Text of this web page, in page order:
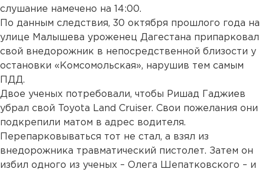
слушание намечено на 14:00.
По данным следствия, 30 октября прошлого года на
улице Малышева уроженец Дагестана припарковал
свой внедорожник в непосредственной близости у
остановки «Комсомольская», нарушив тем самым
ПДД.
Двое ученых потребовали, чтобы Ришад Гаджиев
убрал свой Toyota Land Cruiser. Свои пожелания они
подкрепили матом в адрес водителя.
Перепарковываться тот не стал, а взял из
внедорожника травматический пистолет. Затем он
избил одного из ученых – Олега Шепатковского – и